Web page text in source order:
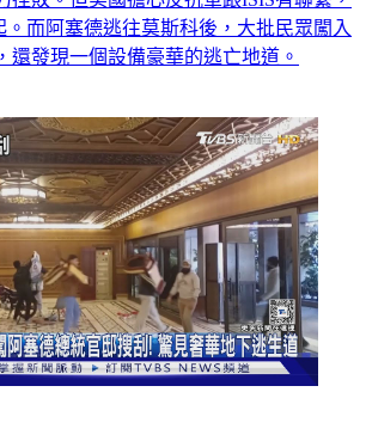
。而阿塞德逃往莫斯科後，大批民眾闖入
還發現一個設備豪華的逃亡地道。